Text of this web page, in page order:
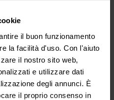
il buon funzionamento
la facilità d'uso. Con l'aiuto
il nostro sito web,
e utilizzare dati
degli annunci. È
il proprio consenso in
resistente che allontana
Questo materiale
pieghe o restringersi e
dopo anni di utilizzo. È
i base layer.